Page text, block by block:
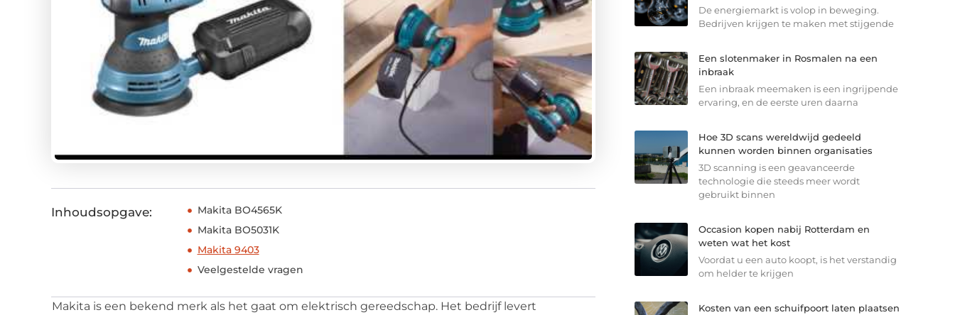
Inhoudsopgave:
Makita BO4565K
Makita BO5031K
Makita 9403
Veelgestelde vragen
Makita is een bekend merk als het gaat om elektrisch gereedschap. Het bedrijf levert
De energiemarkt is volop in beweging.
Bedrijven krijgen te maken met stijgende
Een slotenmaker in Rosmalen na een
inbraak
Een inbraak meemaken is een ingrijpende
ervaring, en de eerste uren daarna
Hoe 3D scans wereldwijd gedeeld
kunnen worden binnen organisaties
3D scanning is een geavanceerde
technologie die steeds meer wordt
gebruikt binnen
Occasion kopen nabij Rotterdam en
weten wat het kost
Voordat u een auto koopt, is het verstandig
om helder te krijgen
Kosten van een schuifpoort laten plaatsen